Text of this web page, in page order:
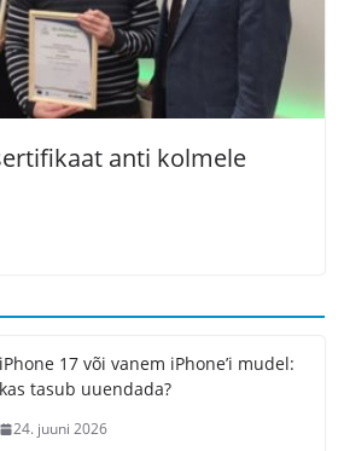
anti kolmele
iPhone 17 või vanem iPhone’i mudel:
kas tasub uuendada?
24. juuni 2026